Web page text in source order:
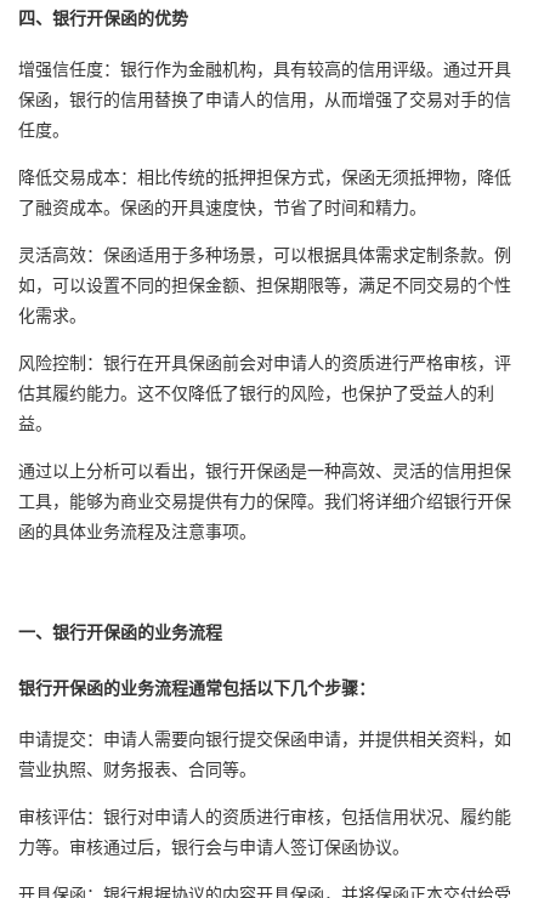
四、银行开保函的优势
增强信任度：银行作为金融机构，具有较高的信用评级。通过开具
保函，银行的信用替换了申请人的信用，从而增强了交易对手的信
任度。
降低交易成本：相比传统的抵押担保方式，保函无须抵押物，降低
了融资成本。保函的开具速度快，节省了时间和精力。
灵活高效：保函适用于多种场景，可以根据具体需求定制条款。例
如，可以设置不同的担保金额、担保期限等，满足不同交易的个性
化需求。
风险控制：银行在开具保函前会对申请人的资质进行严格审核，评
估其履约能力。这不仅降低了银行的风险，也保护了受益人的利
益。
通过以上分析可以看出，银行开保函是一种高效、灵活的信用担保
工具，能够为商业交易提供有力的保障。我们将详细介绍银行开保
函的具体业务流程及注意事项。
一、银行开保函的业务流程
银行开保函的业务流程通常包括以下几个步骤：
申请提交：申请人需要向银行提交保函申请，并提供相关资料，如
营业执照、财务报表、合同等。
审核评估：银行对申请人的资质进行审核，包括信用状况、履约能
力等。审核通过后，银行会与申请人签订保函协议。